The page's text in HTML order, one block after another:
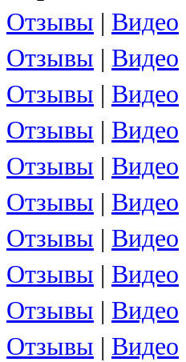
Отзывы | Видео
Отзывы | Видео
Отзывы | Видео
Отзывы | Видео
Отзывы | Видео
Отзывы | Видео
Отзывы | Видео
Отзывы | Видео
Отзывы | Видео
Отзывы | Видео